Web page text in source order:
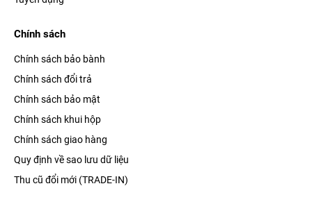
Chính sách
Chính sách bảo bành
Chính sách đổi trả
Chính sách bảo mật
Chính sách khui hộp
Chính sách giao hàng
Quy định về sao lưu dữ liệu
Thu cũ đổi mới (TRADE-IN)